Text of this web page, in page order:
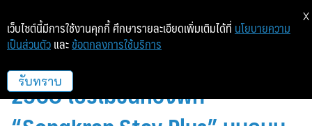
พักผ่อนช่วงเทศกาลสงกรานต์
2568 โปรโมชั่นห้องพัก
เว็บไซต์นี้มีการใช้งานคุกกี้ ศึกษารายละเอียดเพิ่มเติมได้ที่ นโยบายความ
เป็นส่วนตัว และ ข้อตกลงการใช้บริการ
รับทราบ
X